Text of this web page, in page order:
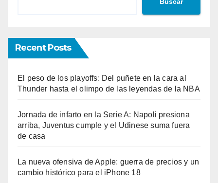
Recent Posts
El peso de los playoffs: Del puñete en la cara al
Thunder hasta el olimpo de las leyendas de la NBA
Jornada de infarto en la Serie A: Napoli presiona
arriba, Juventus cumple y el Udinese suma fuera
de casa
La nueva ofensiva de Apple: guerra de precios y un
cambio histórico para el iPhone 18